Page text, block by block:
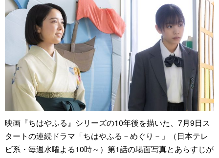
映画『ちはやふる』シリーズの10年後を描いた、7月9日ス
タートの連続ドラマ「ちはやふる－めぐり－」（日本テレ
ビ系・毎週水曜よる10時～）第1話の場面写真とあらすじが